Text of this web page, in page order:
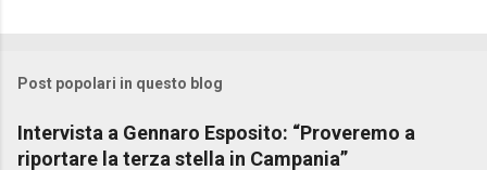
Post popolari in questo blog
Intervista a Gennaro Esposito: “Proveremo a
riportare la terza stella in Campania”